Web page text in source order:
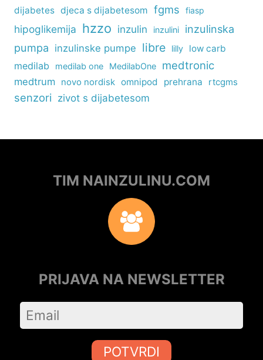
dijabetes djeca s dijabetesom fgms fiasp
hipoglikemija hzzo inzulin inzulini
inzulinska
pumpa inzulinske pumpe libre lilly low carb
medilab medilab one MedilabOne medtronic
medtrum novo nordisk omnipod prehrana rtcgms
senzori zivot s dijabetesom
TIM NAINZULINU.COM
PRIJAVA NA NEWSLETTER
POTVRDI